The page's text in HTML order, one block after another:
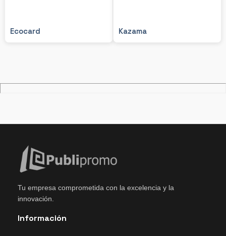
Ecocard Kazama
Tu empresa comprometida con la excelencia y la
innovación.
Información